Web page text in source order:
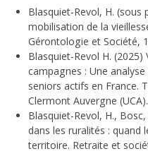
Blasquiet-Revol, H. (sous
mobilisation de la
Gérontologie et Société,
Blasquiet-Revol H.
campagnes : Une
seniors actifs en France.
Clermont Auvergne (UCA).
Blasquiet-Revol, H.,
dans les ruralités : quand
territoire. Retraite et